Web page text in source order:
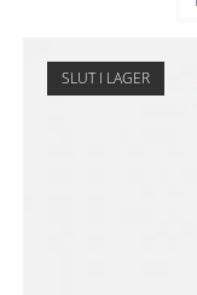
SLUT I LAGER